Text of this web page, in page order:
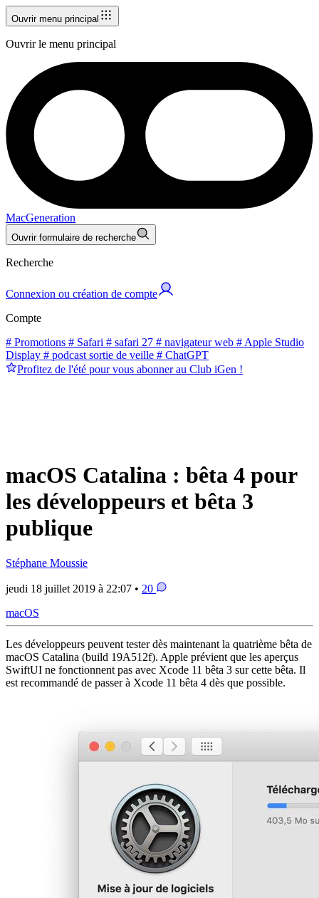
Ouvrir menu principal
Ouvrir le menu principal
MacGeneration
Ouvrir formulaire de recherche
Recherche
Connexion ou création de compte
Compte
# Promotions # Safari # safari 27 # navigateur web # Apple Studio
Display # podcast sortie de veille # ChatGPT
Profitez de l'été pour vous abonner au Club iGen !
macOS Catalina : bêta 4 pour
les développeurs et bêta 3
publique
Stéphane Moussie
jeudi 18 juillet 2019 à 22:07 • 20
macOS
Les développeurs peuvent tester dès maintenant la quatrième bêta de
macOS Catalina (build 19A512f). Apple prévient que les aperçus
SwiftUI ne fonctionnent pas avec Xcode 11 bêta 3 sur cette bêta. Il
est recommandé de passer à Xcode 11 bêta 4 dès que possible.